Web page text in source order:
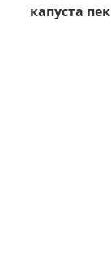
капуста